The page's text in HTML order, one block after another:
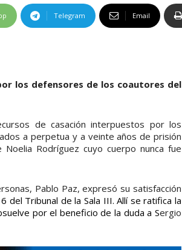
Telegram Email
los defensores de los coautores del
de casación interpuestos por los
a perpetua y a veinte años de prisión
Rodríguez cuyo cuerpo nunca fue
Pablo Paz, expresó su satisfacción
del Tribunal de la Sala III. Allíse ratifica la
por el beneficio de la duda a Sergio